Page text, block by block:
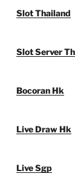
Slot Thailand
Slot Server
Bocoran Hk
Live Draw Hk
Live Sgp